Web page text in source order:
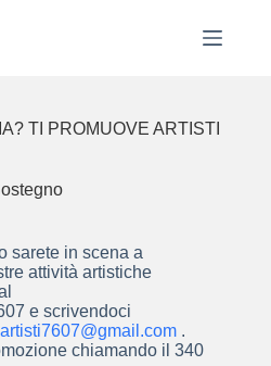
TI PROMUOVE ARTISTI
sarete in scena a
attività artistiche
e scrivendoci
.
chiamando il 340